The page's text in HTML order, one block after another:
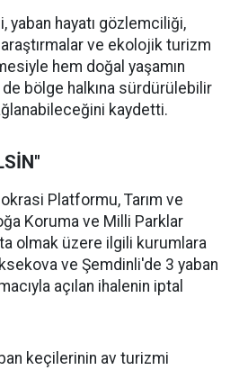
yaban hayatı gözlemciliği,
ve ekolojik turizm
hem doğal yaşamın
bölge halkına sürdürülebilir
kaydetti.
Platformu, Tarım ve
Koruma ve Milli Parklar
olmak üzere ilgili kurumlara
ve Şemdinli'de 3 yaban
açılan ihalenin iptal
keçilerinin av turizmi